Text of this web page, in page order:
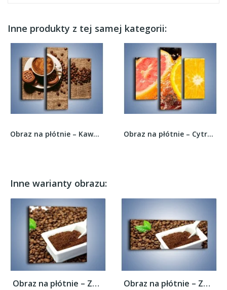
Inne produkty z tej samej kategorii:
Obraz na płótnie – Kawowe słodkości na deser –... Obraz na płótnie – Cytrusowy duet –...
Inne warianty obrazu:
Obraz na płótnie – Zmielona kawa –... Obraz na płótnie – Zmielona kawa –...